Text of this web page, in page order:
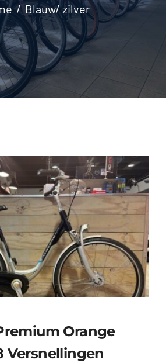
Blauw/ zilver
Orange
Versnellingen